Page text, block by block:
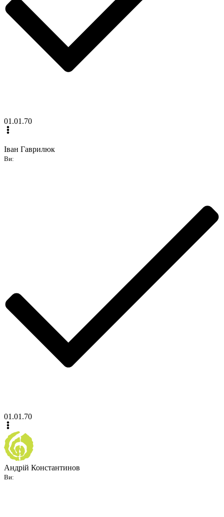
01.01.70
Іван Гаврилюк
Ви:
01.01.70
Андрій Константинов
Ви: